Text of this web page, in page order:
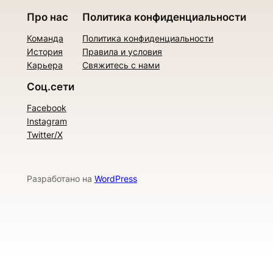
Про нас
Команда
История
Карьера
Политика конфиденциальности
Политика конфиденциальности
Правила и условия
Свяжитесь с нами
Соц.сети
Facebook
Instagram
Twitter/X
Разработано на WordPress